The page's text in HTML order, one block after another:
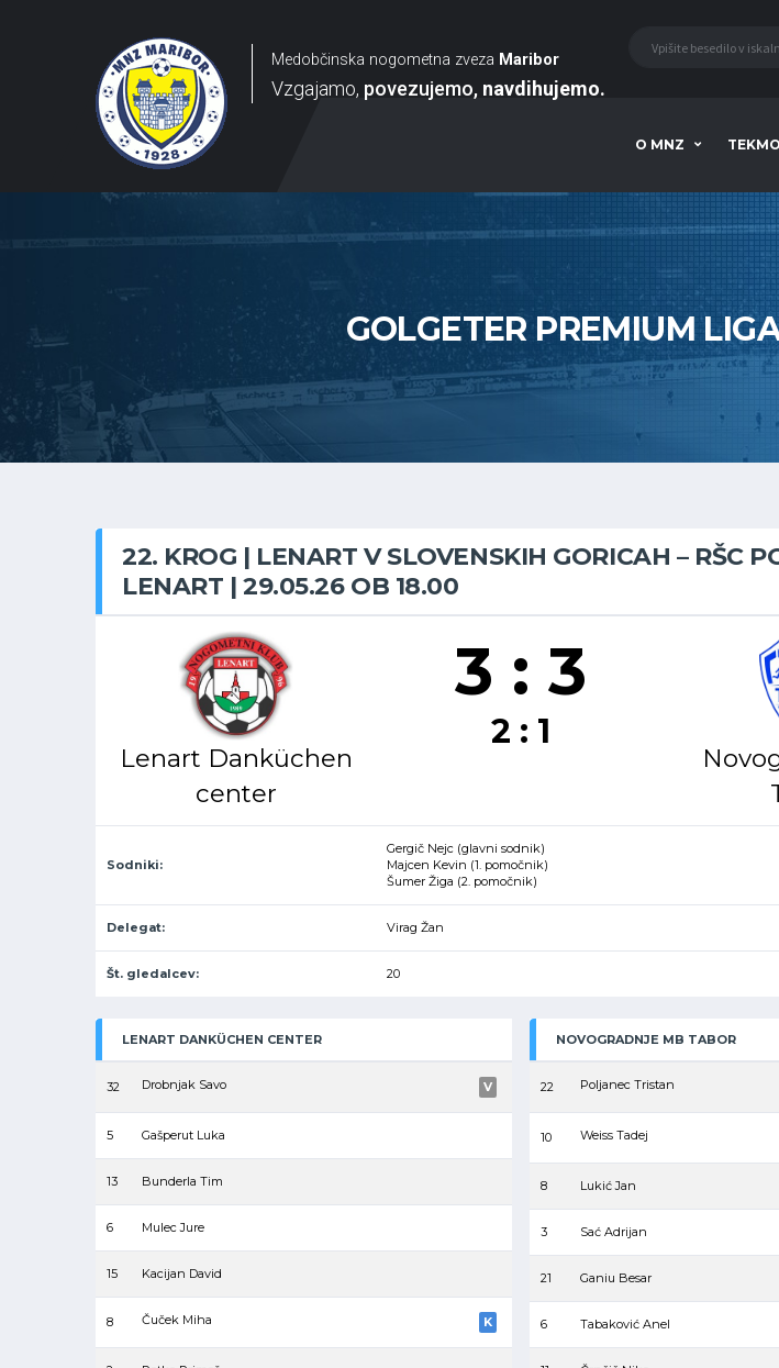
Medobčinska nogometna zveza Maribor
Vzgajamo povezujemo navdihujemo
O MNZ
GOLGETER PREMIUM
22. KROG | LENART V SLOVENSKIH GORICAH – RŠC
LENART | 29.05.26 OB 18.00
Lenart Danküchen
center
3 : 3
2 : 1
Sodniki:
Gergič Nejc (glavni sodnik)
Majcen Kevin (1. pomočnik)
Šumer Žiga (2. pomočnik)
Delegat: Virag Žan
Št. gledalcev: 20
LENART DANKÜCHEN CENTER
32 Drobnjak Savo V
5 Gašperut Luka
13 Bunderla Tim
6 Mulec Jure
15 Kacijan David
8 Čuček Miha K
NOVOGRADNJE MB TABOR
22 Poljanec Tristan
10 Weiss Tadej
8 Lukić Jan
3 Sać Adrijan
21 Ganiu Besar
6 Tabaković Anel